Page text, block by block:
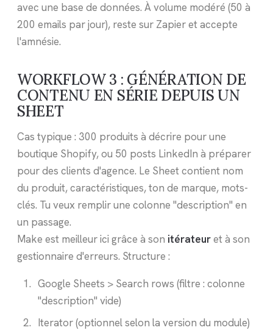
avec une base de données. À volume modéré (50 à
200 emails par jour), reste sur Zapier et accepte
l'amnésie.
WORKFLOW 3 : GÉNÉRATION DE
CONTENU EN SÉRIE DEPUIS UN
SHEET
Cas typique : 300 produits à décrire pour une
boutique Shopify, ou 50 posts LinkedIn à préparer
pour des clients d'agence. Le Sheet contient nom
du produit, caractéristiques, ton de marque, mots-
clés. Tu veux remplir une colonne "description" en
un passage.
Make est meilleur ici grâce à son itérateuret à son
gestionnaire d'erreurs. Structure :
Google Sheets > Search rows (filtre : colonne
"description" vide)
Iterator (optionnel selon la version du module)